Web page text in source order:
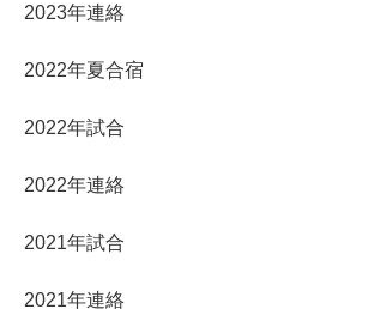
2023年連絡
2022年夏合宿
2022年試合
2022年連絡
2021年試合
2021年連絡